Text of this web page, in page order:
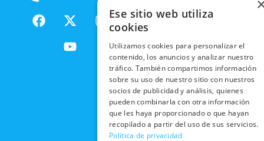
F
a
X
-
t
w
m
Y
o
u
t
NUESTOS
PRODUCTOS
SOCIAL
TRABAJA
CON
NOSOTROS
NUESTRAS
TIENDAS
NACIONALES
INTERNACIONALES
RECOGIDA
EN TIENDA
DEVOLUCIONES
Y CAMBIOS
CANCELAR
POLÍTICAS
PRIVACIDAD
EN RRSS
POLÍTICA DE
PRIVACIDAD
CONDICIONES
DE COMPRA
Ese sitio web utiliza
cookies
Utilizamos cookies para personalizar el
contenido, los anuncios y analizar nuestro
tráfico. También compartimos información
sobre su uso de nuestro sitio con nuestros
socios de publicidad y análisis, quienes
pueden combinarla con otra información
que les haya proporcionado o que hayan
recopilado a partir del uso de sus servicios.
Política de privacidad